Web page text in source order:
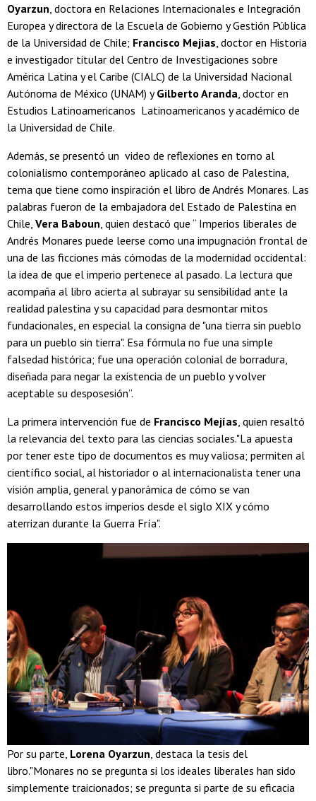
Oyarzun, doctora en Relaciones Internacionales e Integración
Europea y directora de la Escuela de Gobierno y Gestión Pública
de la Universidad de Chile; Francisco Mejias, doctor en Historia
e investigador titular del Centro de Investigaciones sobre
América Latina y el Caribe (CIALC) de la Universidad Nacional
Autónoma de México (UNAM) yGilberto Aranda, doctor en
Estudios Latinoamericanos Latinoamericanos y académico de
la Universidad de Chile.
Además, se presentó un video de reflexiones en torno al
colonialismo contemporáneo aplicado al caso de Palestina,
tema que tiene como inspiración el libro de Andrés Monares. Las
palabras fueron de la embajadora del Estado de Palestina en
Chile, Vera Baboun, quien destacó que “ Imperios liberales de
Andrés Monares puede leerse como una impugnación frontal de
una de las ficciones más cómodas de la modernidad occidental:
la idea de que el imperio pertenece al pasado. La lectura que
acompaña al libro acierta al subrayar su sensibilidad ante la
realidad palestina y su capacidad para desmontar mitos
fundacionales, en especial la consigna de "una tierra sin pueblo
para un pueblo sin tierra". Esa fórmula no fue una simple
falsedad histórica; fue una operación colonial de borradura,
diseñada para negar la existencia de un pueblo y volver
aceptable su desposesión”.
La primera intervención fue de Francisco Mejías, quien resaltó
la relevancia del texto para las ciencias sociales."La apuesta
por tener este tipo de documentos es muy valiosa; permiten al
científico social, al historiador o al internacionalista tener una
visión amplia, general y panorámica de cómo se van
desarrollando estos imperios desde el siglo XIX y cómo
aterrizan durante la Guerra Fría".
Por su parte, Lorena Oyarzun , destaca la tesis del
libro."Monares no se pregunta si los ideales liberales han sido
simplemente traicionados; se pregunta si parte de su eficacia